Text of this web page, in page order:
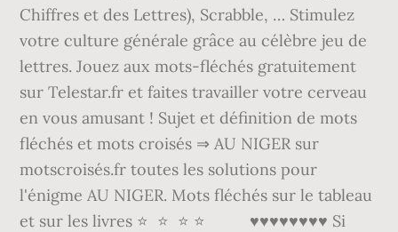
Chiffres et des Lettres), Scrabble, … Stimulez
votre culture générale grâce au célèbre jeu de
lettres. Jouez aux mots-fléchés gratuitement
sur Telestar.fr et faites travailler votre cerveau
en vous amusant ! Sujet et définition de mots
fléchés et mots croisés ⇒ AU NIGER sur
motscroisés.fr toutes les solutions pour
l'énigme AU NIGER. Mots fléchés sur le tableau
et sur les livres ⭐ ️ ⭐ ️ ⭐ ⭐ ️ ️ ️ ️ ️ ️ ️ ️ ️ ️♥️♥️♥️♥️♥️♥️♥️♥️ Si